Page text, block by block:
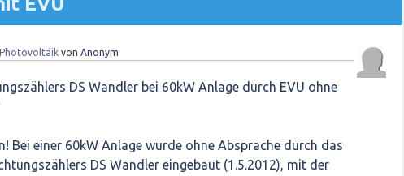
Photovoltaik von Anonym
DS Wandler bei 60kW Anlage durch EVU ohne
Bei einer 60kW Anlage wurde ohne Absprache durch das
DS Wandler eingebaut (1.5.2012), mit der